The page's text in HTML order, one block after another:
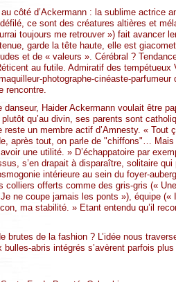
côté d’Ackermann : la sublime actrice
ce sont des créatures altières et
toujours me retrouver ») fait avancer
garde la tête haute, elle est
et de « valeurs ». Cérébral ?
au futile. Admiratif des
photographe-cinéaste-
rencontre.
danseur, Haider Ackermann voulait être
plutôt qu’au divin, ses parents sont
reste un membre actif d’Amnesty. «
après tout, on parle de "chiffons"… Mais
une utilité. » D’échappatoire par
s’en drapait à disparaître, solitaire
intérieure au sein du foyer-
colliers offerts comme des gris-gris («
ne coupe jamais les ponts »), équipe
ma stabilité. » Etant entendu qu’il
brutes de la fashion ? L’idée nous
abris intégrés s’avèrent parfois